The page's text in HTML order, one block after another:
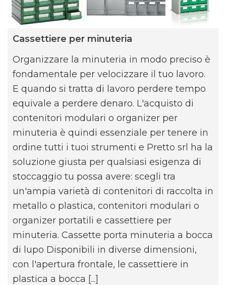
Cassettiere per minuteria
Organizzare la minuteria in modo preciso è
fondamentale per velocizzare il tuo lavoro.
E quando si tratta di lavoro perdere tempo
equivale a perdere denaro. L'acquisto di
contenitori modulari o organizer per
minuteria è quindi essenziale per tenere in
ordine tutti i tuoi strumenti e Pretto srl ha la
soluzione giusta per qualsiasi esigenza di
stoccaggio tu possa avere: scegli tra
un'ampia varietà di contenitori di raccolta in
metallo o plastica, contenitori modulari o
organizer portatili e cassettiere per
minuteria. Cassette porta minuteria a bocca
di lupo Disponibili in diverse dimensioni,
con l'apertura frontale, le cassettiere in
plastica a bocca [...]